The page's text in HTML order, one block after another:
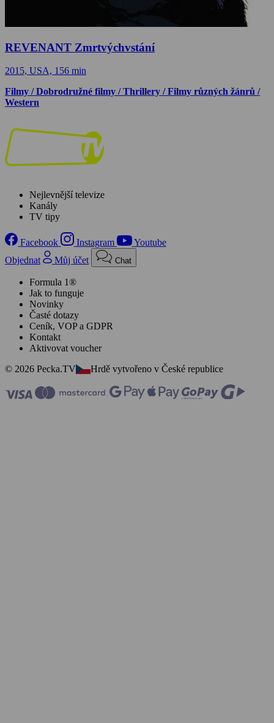
REVENANT Zmrtvýchvstání
2015, USA, 156 min
Filmy / Dobrodružné filmy / Thrillery / Filmy různých žánrů /
Western
Nejlevnější televize
Kanály
TV tipy
Facebook Instagram
Youtube
Objednat
Můj účet Chat
Formula 1®
Jak to funguje
Novinky
Časté dotazy
Ceník, VOP a GDPR
Kontakt
Aktivovat voucher
© 2026 Pecka.TV
Hrdě vytvořeno v České republice